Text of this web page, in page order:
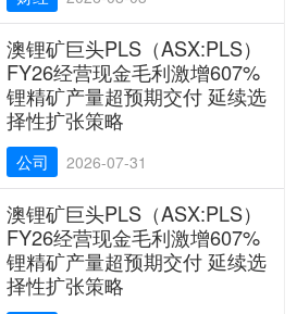
澳锂矿巨头PLS（ASX:PLS）
FY26经营现金毛利激增607%
锂精矿产量超预期交付 延续选
择性扩张策略
公司 2026-07-31
澳锂矿巨头PLS（ASX:PLS）
FY26经营现金毛利激增607%
锂精矿产量超预期交付 延续选
择性扩张策略